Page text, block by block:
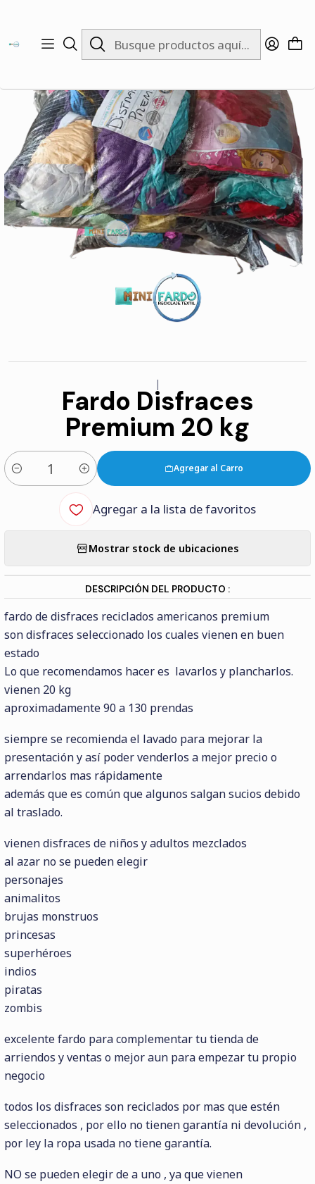
|
Fardo Disfraces
Premium 20 kg
Cantidad
Agregar al Carro
Agregar a la lista de favoritos
Mostrar stock de ubicaciones
DESCRIPCIÓN DEL PRODUCTO :
fardo de disfraces reciclados americanos premium
son disfraces seleccionado los cuales vienen en buen
estado
Lo que recomendamos hacer es lavarlos y plancharlos.
vienen 20 kg
aproximadamente 90 a 130 prendas
siempre se recomienda el lavado para mejorar la
presentación y así poder venderlos a mejor precio o
arrendarlos mas rápidamente
además que es común que algunos salgan sucios debido
al traslado.
vienen disfraces de niños y adultos mezclados
al azar no se pueden elegir
personajes
animalitos
brujas monstruos
princesas
superhéroes
indios
piratas
zombis
excelente fardo para complementar tu tienda de
arriendos y ventas o mejor aun para empezar tu propio
negocio
todos los disfraces son reciclados por mas que estén
seleccionados , por ello no tienen garantía ni devolución ,
por ley la ropa usada no tiene garantía.
NO se pueden elegir de a uno , ya que vienen